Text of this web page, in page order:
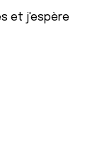
et j'espère